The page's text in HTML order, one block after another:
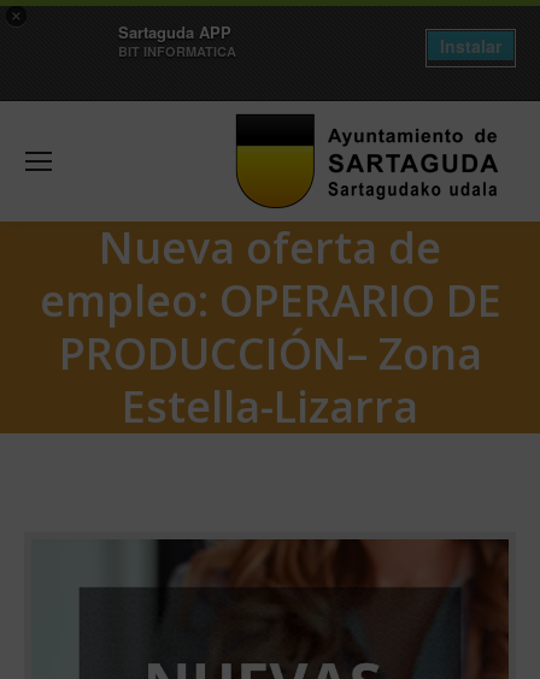
×
Sartaguda APP
BIT INFORMATICA Instalar
Nueva oferta de
empleo: OPERARIO DE
PRODUCCIÓN– Zona
Estella-Lizarra